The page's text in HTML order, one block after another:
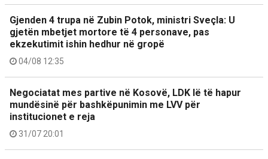
Gjenden 4 trupa në Zubin Potok, ministri Sveçla: U
gjetën mbetjet mortore të 4 personave, pas
ekzekutimit ishin hedhur në gropë
04/08 12:35
Negociatat mes partive në Kosovë, LDK lë të hapur
mundësinë për bashkëpunimin me LVV për
institucionet e reja
31/07 20:01